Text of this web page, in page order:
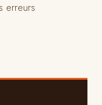
erreurs